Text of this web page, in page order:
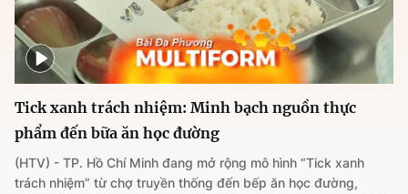
Tick xanh trách nhiệm: Minh bạch nguồn thực
phẩm đến bữa ăn học đường
(HTV) - TP. Hồ Chí Minh đang mở rộng mô hình “Tick xanh
trách nhiệm” từ chợ truyền thống đến bếp ăn học đường,